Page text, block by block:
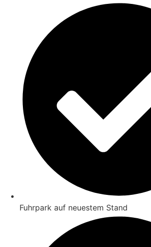
Fuhrpark auf neuestem Stand